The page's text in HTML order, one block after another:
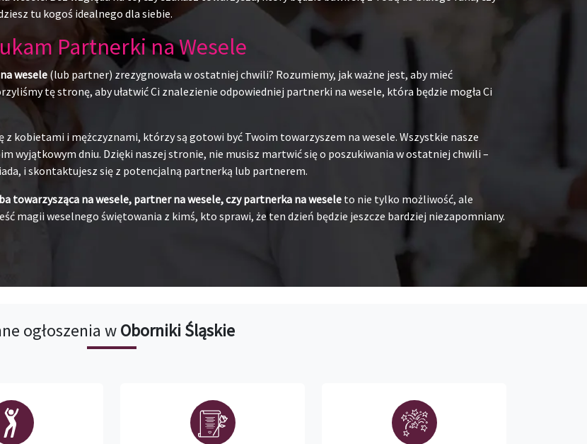
tu kogoś idealnego dla siebie.
Partnerki na Wesele
wesele(lub partner) zrezygnowała w ostatniej chwili? Rozumiemy, jak ważne jest, aby mieć
tę stronę, aby ułatwić Ci znalezienie odpowiedniej partnerki na wesele, która będzie mogła Ci
kobietami i mężczyznami, którzy są gotowi być Twoim towarzyszem na wesele. Wszystkie nasze
wyjątkowym dniu. Dzięki naszej stronie, nie musisz martwić się o poszukiwania w ostatniej chwili –
i skontaktujesz się z potencjalną partnerką lub partnerem.
towarzysząca na wesele, partner na wesele, czy partnerka na wesele to nie tylko możliwość, ale
magii weselnego świętowania z kimś, kto sprawi, że ten dzień będzie jeszcze bardziej niezapomniany.
ogłoszenia wOborniki Śląskie